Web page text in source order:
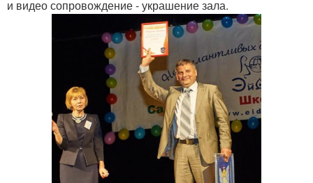
и видео сопровождение - украшение зала.